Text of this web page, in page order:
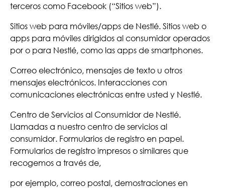
terceros como Facebook (“Sitios web”).
Sitios web para móviles/apps de Nestlé. Sitios web o
apps para móviles dirigidos al consumidor operados
por o para Nestlé, como las apps de smartphones.
Correo electrónico, mensajes de texto u otros
mensajes electrónicos. Interacciones con
comunicaciones electrónicas entre usted y Nestlé.
Centro de Servicios al Consumidor de Nestlé.
Llamadas a nuestro centro de servicios al
consumidor. Formularios de registro en papel.
Formularios de registro impresos o similares que
recogemos a través de,
por ejemplo, correo postal, demostraciones en